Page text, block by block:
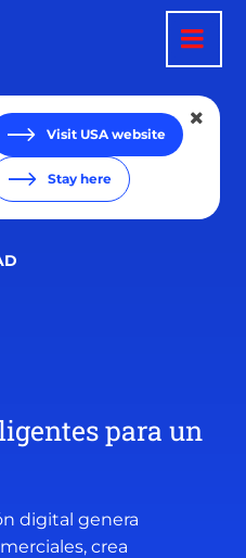
Visit USA website
Stay here
para un
digital genera
crea